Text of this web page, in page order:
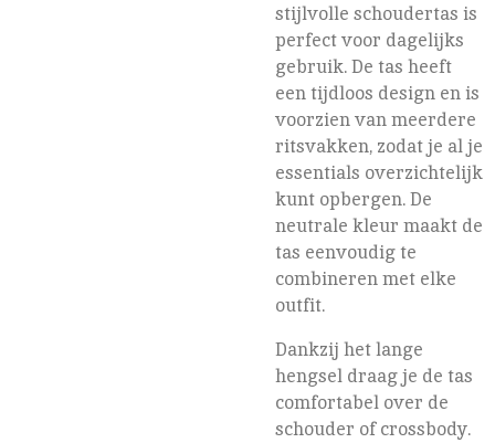
stijlvolle schoudertas is
perfect voor dagelijks
gebruik. De tas heeft
een tijdloos design en is
voorzien van meerdere
ritsvakken, zodat je al je
essentials overzichtelijk
kunt opbergen. De
neutrale kleur maakt de
tas eenvoudig te
combineren met elke
outfit.
Dankzij het lange
hengsel draag je de tas
comfortabel over de
schouder of crossbody.